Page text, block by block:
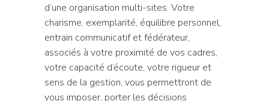
d’une organisation multi-sites. Votre
charisme, exemplarité, équilibre personnel,
entrain communicatif et fédérateur,
associés à votre proximité de vos cadres,
votre capacité d’écoute, votre rigueur et
sens de la gestion, vous permettront de
vous imposer, porter les décisions